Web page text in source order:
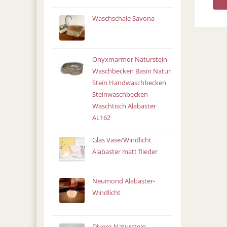
Waschschale Savona
Onyxmarmor Naturstein
Waschbecken Basin Natur
Stein Handwaschbecken
Steinwaschbecken
Waschtisch Alabaster
AL162
Glas Vase/Windlicht
Alabaster matt flieder
Neumond Alabaster-
Windlicht